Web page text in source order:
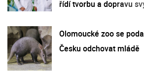
řídí tvorbu a dopravu
Olomoucké zoo se
Česku odchovat mládě